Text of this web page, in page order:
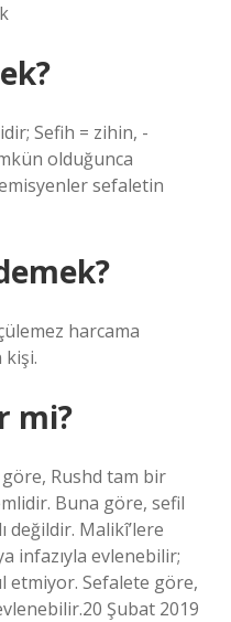
Sefih = zihin, -
olduğunca
sefaletin
harcama
kişi.
mi?
göre, Rushd tam bir
Buna göre, sefil
değildir. Malikî’lere
infazıyla evlenebilir;
etmiyor. Sefalete göre,
Şubat 2019